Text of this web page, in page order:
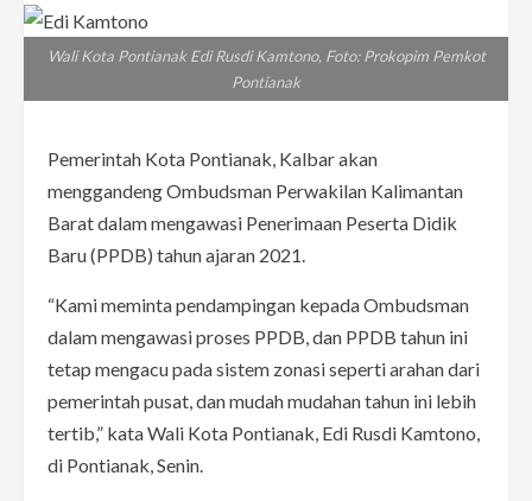
Wali Kota Pontianak Edi Rusdi Kamtono, Foto: Prokopim Pemkot
Pontianak
Pemerintah Kota Pontianak, Kalbar akan
menggandeng Ombudsman Perwakilan Kalimantan
Barat dalam mengawasi Penerimaan Peserta Didik
Baru (PPDB) tahun ajaran 2021.
“Kami meminta pendampingan kepada Ombudsman
dalam mengawasi proses PPDB, dan PPDB tahun ini
tetap mengacu pada sistem zonasi seperti arahan dari
pemerintah pusat, dan mudah mudahan tahun ini lebih
tertib,” kata Wali Kota Pontianak, Edi Rusdi Kamtono,
di Pontianak, Senin.